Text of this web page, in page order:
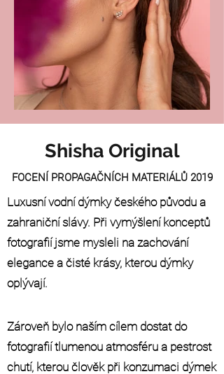
Shisha Original
FOCENÍ PROPAGAČNÍCH MATERIÁLŮ 2019
Luxusní vodní dýmky českého původu a
zahraniční slávy. Při vymýšlení konceptů
fotografií jsme mysleli na zachování
elegance a čisté krásy, kterou dýmky
oplývají.
Zároveň bylo naším cílem dostat do
fotografií tlumenou atmosféru a pestrost
chutí, kterou člověk při konzumaci dýmek